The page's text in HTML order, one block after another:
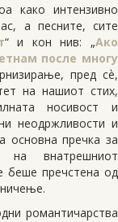
како интензивно
а песните, сите
“ и кон нив: „Ако
после многу
пред сѐ,
на нашиот стих,
носивост и
неодржливости и
основна пречка за
на внатрешниот
беше пречстена од
романтичарства